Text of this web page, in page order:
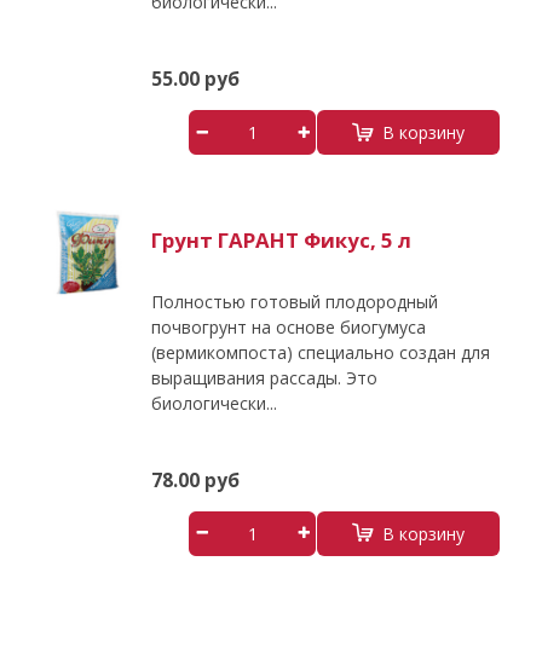
55.00 руб
В корзину
Грунт ГАРАНТ Фикус, 5 л
Полностью готовый плодородный
почвогрунт на основе биогумуса
(вермикомпоста) специально создан для
выращивания рассады. Это
биологически...
78.00 руб
В корзину